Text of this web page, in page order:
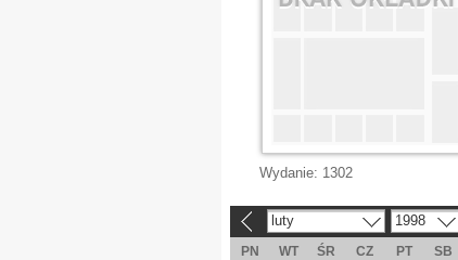
Wydanie: 1302
luty 1998
PN WT ŚR CZ PT SB